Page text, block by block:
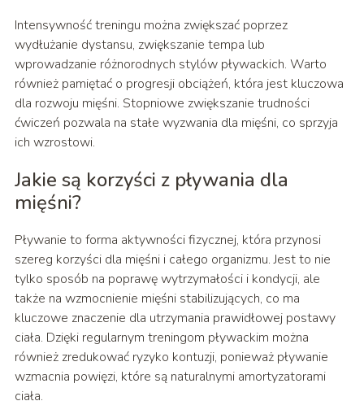
Intensywność treningu można zwiększać poprzez
wydłużanie dystansu, zwiększanie tempa lub
wprowadzanie różnorodnych stylów pływackich. Warto
również pamiętać o progresji obciążeń, która jest kluczowa
dla rozwoju mięśni. Stopniowe zwiększanie trudności
ćwiczeń pozwala na stałe wyzwania dla mięśni, co sprzyja
ich wzrostowi.
Jakie są korzyści z pływania dla
mięśni?
Pływanie to forma aktywności fizycznej, która przynosi
szereg korzyści dla mięśni i całego organizmu. Jest to nie
tylko sposób na poprawę wytrzymałości i kondycji, ale
także na wzmocnienie mięśni stabilizujących, co ma
kluczowe znaczenie dla utrzymania prawidłowej postawy
ciała. Dzięki regularnym treningom pływackim można
również zredukować ryzyko kontuzji, ponieważ pływanie
wzmacnia powięzi, które są naturalnymi amortyzatorami
ciała.